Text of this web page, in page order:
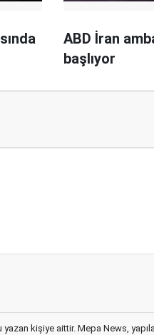
ABD İran
başlıyor
kişiye aittir. Mepa News,